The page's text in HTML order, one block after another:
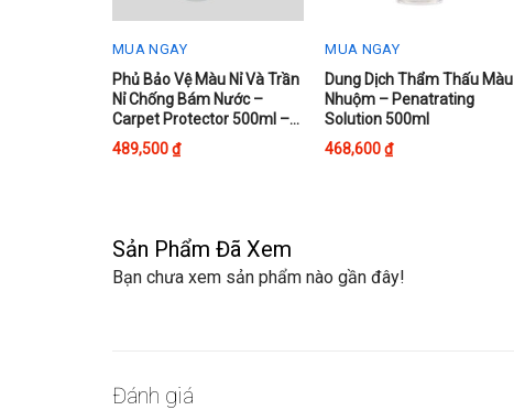
MUA NGAY
Phủ Bảo Vệ Màu Nỉ Và Trần
Nỉ Chống Bám Nước –
Carpet Protector 500ml –
500ml
489,500₫
MUA NGAY
This
product
has
multiple
be
Dung Dịch Thẩm Thấu Màu
Nhuộm – Penatrating
Solution 500ml
468,600₫
Sản Phẩm Đã Xem
Bạn chưa xem sản phẩm nào gần đây!
Đánh giá